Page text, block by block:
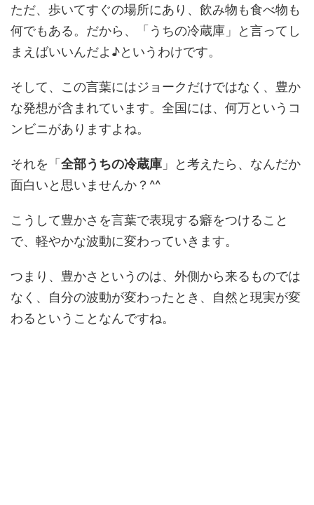
ただ、歩いてすぐの場所にあり、飲み物も食べ物も
何でもある。だから、「うちの冷蔵庫」と言ってし
まえばいいんだよ♪というわけです。
そして、この言葉にはジョークだけではなく、豊か
な発想が含まれています。全国には、何万というコ
ンビニがありますよね。
それを「 全部うちの冷蔵庫 」と考えたら、なんだか
面白いと思いませんか？^^
こうして豊かさを言葉で表現する癖をつけること
で、軽やかな波動に変わっていきます。
つまり、豊かさというのは、外側から来るものでは
なく、自分の波動が変わったとき、自然と現実が変
わるということなんですね。